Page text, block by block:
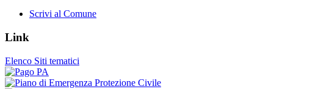
Scrivi al Comune
Link
Elenco Siti tematici